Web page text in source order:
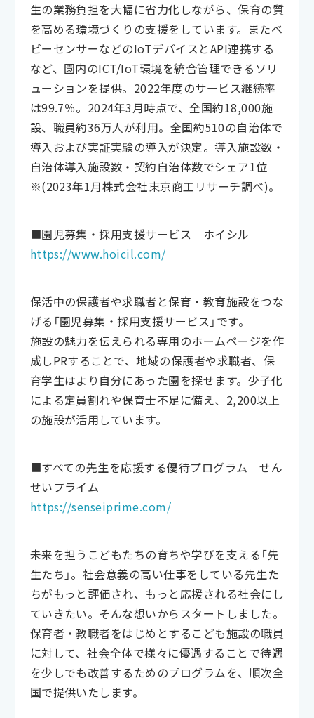
生の業務負担を大幅に省力化しながら、保育の質
を高める環境づくりの支援をしています。またベ
ビーセンサーなどのIoTデバイスとAPI連携する
など、園内のICT/IoT環境を統合管理できるソリ
ューションを提供。2022年度のサービス継続率
は99.7％。2024年3月時点で、全国約18,000施
設、職員約36万人が利用。全国約510の自治体で
導入および実証実験の導入が決定。導入施設数・
自治体導入施設数・契約自治体数でシェア1位
※(2023年1月株式会社東京商工リサーチ調べ)。
■園児募集・採用支援サービス ホイシル
https://www.hoicil.com/
保活中の保護者や求職者と保育・教育施設をつな
げる「園児募集・採用支援サービス」です。
施設の魅力を伝えられる専用のホームページを作
成しPRすることで、地域の保護者や求職者、保
育学生はより自分にあった園を探せます。少子化
による定員割れや保育士不足に備え、2,200以上
の施設が活用しています。
■すべての先生を応援する優待プログラム せん
せいプライム
https://senseiprime.com/
未来を担うこどもたちの育ちや学びを支える「先
生たち」。社会意義の高い仕事をしている先生た
ちがもっと評価され、もっと応援される社会にし
ていきたい。そんな想いからスタートしました。
保育者・教職者をはじめとするこども施設の職員
に対して、社会全体で様々に優遇することで待遇
を少しでも改善するためのプログラムを、順次全
国で提供いたします。